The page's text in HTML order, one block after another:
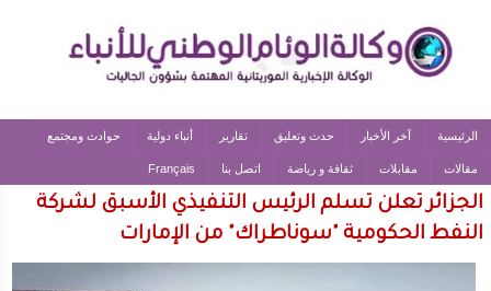
الرئيسية آخر الأخبار حدث وتعليق تقارير أنباء دولية حوادث ومجتمع
مقالات مقابلات ثقافة و رياضة اتصل بنا Français
الجزائر تعلن تسلم الرئيس التنفيذي الأسبق لشركة
النفط الحكومية "سوناطراك" من الإمارات